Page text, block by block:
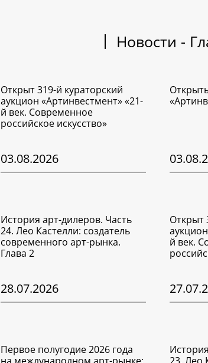
Новости -
Открыт 319-й кураторский
аукцион «Артинвестмент» «21-
й век. Современное
российское искусство»
03.08.2026
История арт-дилеров. Часть
24. Лео Кастелли: создатель
современного арт-рынка.
Глава 2
28.07.2026
Открыт
й век.
Первое полугодие 2026 года